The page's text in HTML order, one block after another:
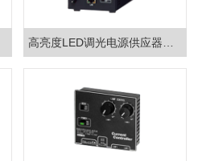
高亮度LED调光电源供应器（D
C24V输出）